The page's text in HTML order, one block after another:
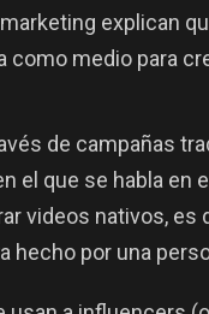
explican
como medio para
de campañas
el que se habla en
videos nativos, es
hecho por una